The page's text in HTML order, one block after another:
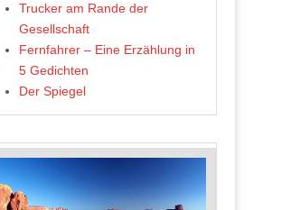
Trucker am Rande der
Gesellschaft
Fernfahrer – Eine Erzählung in
5 Gedichten
Der Spiegel